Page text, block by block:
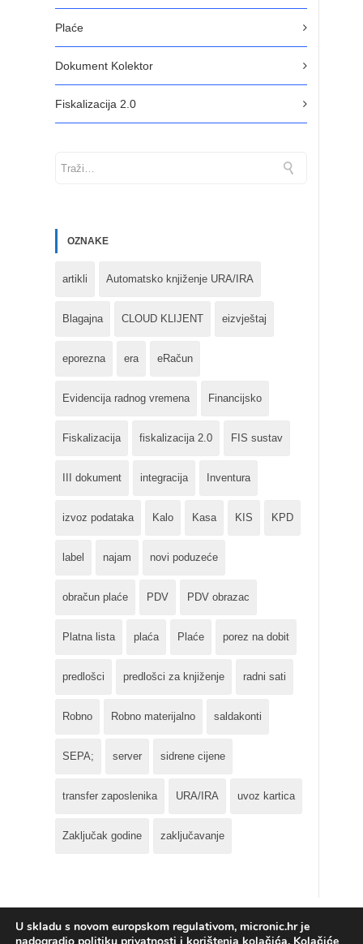
Plaće
Dokument Kolektor
Fiskalizacija 2.0
OZNAKE
artikli Automatsko knjiženje URA/IRA
Blagajna CLOUD KLIJENT eizvještaj
eporezna era eRačun
Evidencija radnog vremena Financijsko
Fiskalizacija fiskalizacija 2.0 FIS sustav
III dokument integracija Inventura
izvoz podataka Kalo Kasa KIS KPD
label najam novi poduzeće
obračun plaće PDV PDV obrazac
Platna lista plaća Plaće porez na dobit
predlošci predlošci za knjiženje radni sati
Robno Robno materijalno saldakonti
SEPA; server sidrene cijene
transfer zaposlenika URA/IRA uvoz kartica
Zaključak godine zaključavanje
U skladu s novom europskom regulativom, micronic.hr je